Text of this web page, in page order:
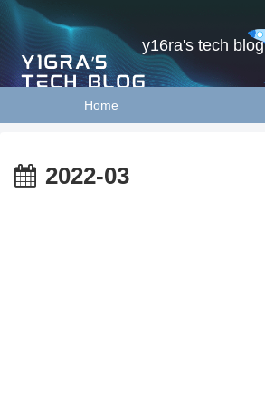
y16ra's tech blog
Home
2022-03